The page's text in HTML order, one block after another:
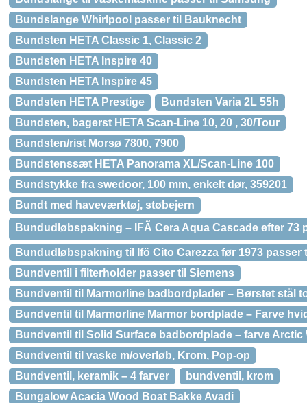
Bundslange Whirlpool passer til Bauknecht
Bundsten HETA Classic 1, Classic 2
Bundsten HETA Inspire 40
Bundsten HETA Inspire 45
Bundsten HETA Prestige
Bundsten Varia 2L 55h
Bundsten, bagerst HETA Scan-Line 10, 20 , 30/Tour
Bundsten/rist Morsø 7800, 7900
Bundstenssæt HETA Panorama XL/Scan-Line 100
Bundstykke fra swedoor, 100 mm, enkelt dør, 359201
Bundt med haveværktøj, støbejern
Bundudløbspakning – IFÃ Cera Aqua Cascade efter 73
Bundudløbspakning til Ifö Cito Carezza før 1973 passer
Bundventil i filterholder passer til Siemens
Bundventil til Marmorline badbordplader – Børstet stål
Bundventil til Marmorline Marmor bordplade – Farve
Bundventil til Solid Surface badbordplade – farve Arctic
Bundventil til vaske m/overløb, Krom, Pop-op
Bundventil, keramik – 4 farver
bundventil, krom
Bungalow Acacia Wood Boat Bakke Avadi